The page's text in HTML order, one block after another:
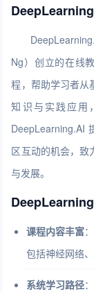
Ng）创立的在线
程，帮助学习者从
知识与实践应用
DeepLearning.AI
区互动的机会，致
与发展。
课程内容丰富
包括神经网络
系统学习路径